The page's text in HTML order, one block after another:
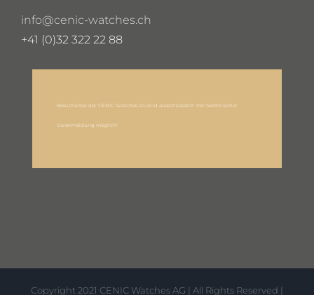
info@cenic-watches.ch
+41 (0)32 322 22 88
Besuche bei der CENIC Watches AG sind ausschliesslich mit telefonischer
Voranmeldung möglich!
Copyright 2021 CENIC Watches AG | All Rights Reserved |